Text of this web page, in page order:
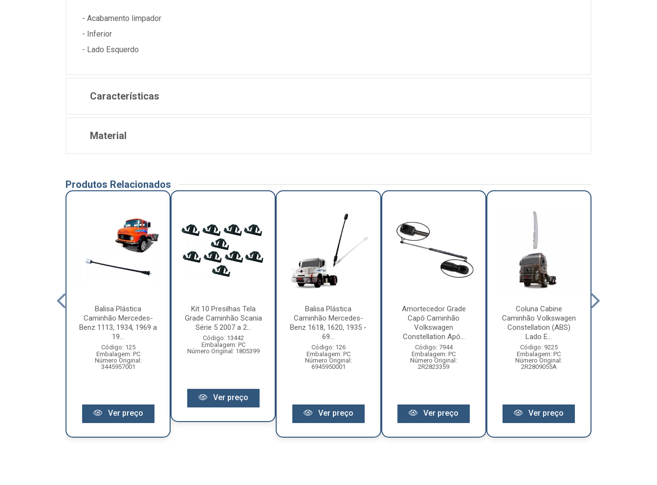
- Acabamento limpador
- Inferior
- Lado Esquerdo
Características
Material
Produtos Relacionados
Balisa Plástica
Caminhão Mercedes-
Benz 1113, 1934, 1969 a
19...
Código: 125
Embalagem: PC
Número Original:
3445957001
Ver preço
Kit 10 Presilhas Tela
Grade Caminhão Scania
Série 5 2007 a 2...
Código: 13442
Embalagem: PC
Número Original: 1805399
Ver preço
Balisa Plástica
Caminhão Mercedes-
Benz 1618, 1620, 1935 -
69...
Código: 126
Embalagem: PC
Número Original:
6945950001
Ver preço
Amortecedor Grade
Capô Caminhão
Volkswagen
Constellation Apó...
Código: 7944
Embalagem: PC
Número Original:
2R2823359
Ver preço
Coluna Cabine
Caminhão Volkswagen
Constellation (ABS)
Lado E...
Código: 9225
Embalagem: PC
Número Original:
2R2809055A
Ver preço